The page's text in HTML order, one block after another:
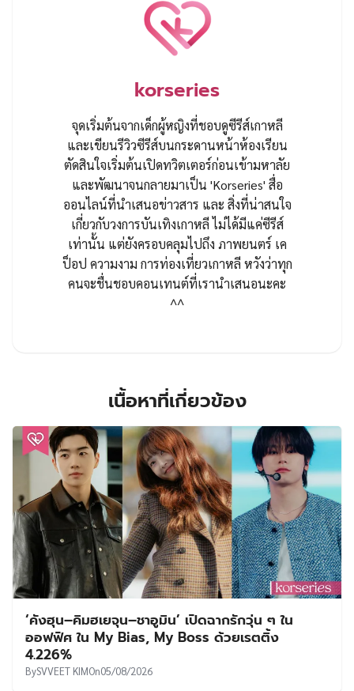
korseries
จุดเริ่มต้นจากเด็กผู้หญิงที่ชอบดูซีรีส์เกาหลี
และเขียนรีวิวซีรีส์บนกระดานหน้าห้องเรียน
ตัดสินใจเริ่มต้นเปิดทวิตเตอร์ก่อนเข้ามหาลัย
และพัฒนาจนกลายมาเป็น 'Korseries' สื่อ
ออนไลน์ที่นำเสนอข่าวสาร และ สิ่งที่น่าสนใจ
เกี่ยวกับวงการบันเทิงเกาหลี ไม่ได้มีแค่ซีรีส์
เท่านั้น แต่ยังครอบคลุมไปถึง ภาพยนตร์ เค
ป็อป ความงาม การท่องเที่ยวเกาหลี หวังว่าทุก
คนจะชื่นชอบคอนเทนต์ที่เรานำเสนอนะคะ
^^
เนื้อหาที่เกี่ยวข้อง
‘คังฮุน–คิมฮเยจุน–ชาอูมิน’ เปิดฉากรักวุ่น ๆ ใน
ออฟฟิศ ใน My Bias, My Boss ด้วยเรตติ้ง
4.226%
BySVVEET KIMOn05/08/2026